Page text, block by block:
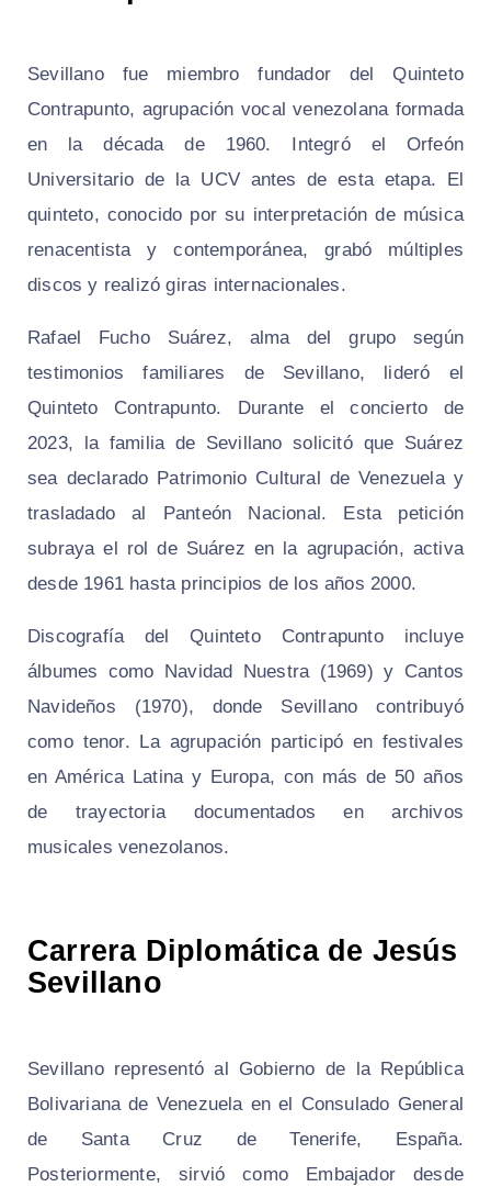
Sevillano fue miembro fundador del Quinteto
Contrapunto, agrupación vocal venezolana formada
en la década de 1960. Integró el Orfeón
Universitario de la UCV antes de esta etapa. El
quinteto, conocido por su interpretación de música
renacentista y contemporánea, grabó múltiples
discos y realizó giras internacionales.
Rafael Fucho Suárez, alma del grupo según
testimonios familiares de Sevillano, lideró el
Quinteto Contrapunto. Durante el concierto de
2023, la familia de Sevillano solicitó que Suárez
sea declarado Patrimonio Cultural de Venezuela y
trasladado al Panteón Nacional. Esta petición
subraya el rol de Suárez en la agrupación, activa
desde 1961 hasta principios de los años 2000.
Discografía del Quinteto Contrapunto incluye
álbumes como Navidad Nuestra (1969) y Cantos
Navideños (1970), donde Sevillano contribuyó
como tenor. La agrupación participó en festivales
en América Latina y Europa, con más de 50 años
de trayectoria documentados en archivos
musicales venezolanos.
Carrera Diplomática de Jesús
Sevillano
Sevillano representó al Gobierno de la República
Bolivariana de Venezuela en el Consulado General
de Santa Cruz de Tenerife, España.
Posteriormente, sirvió como Embajador desde